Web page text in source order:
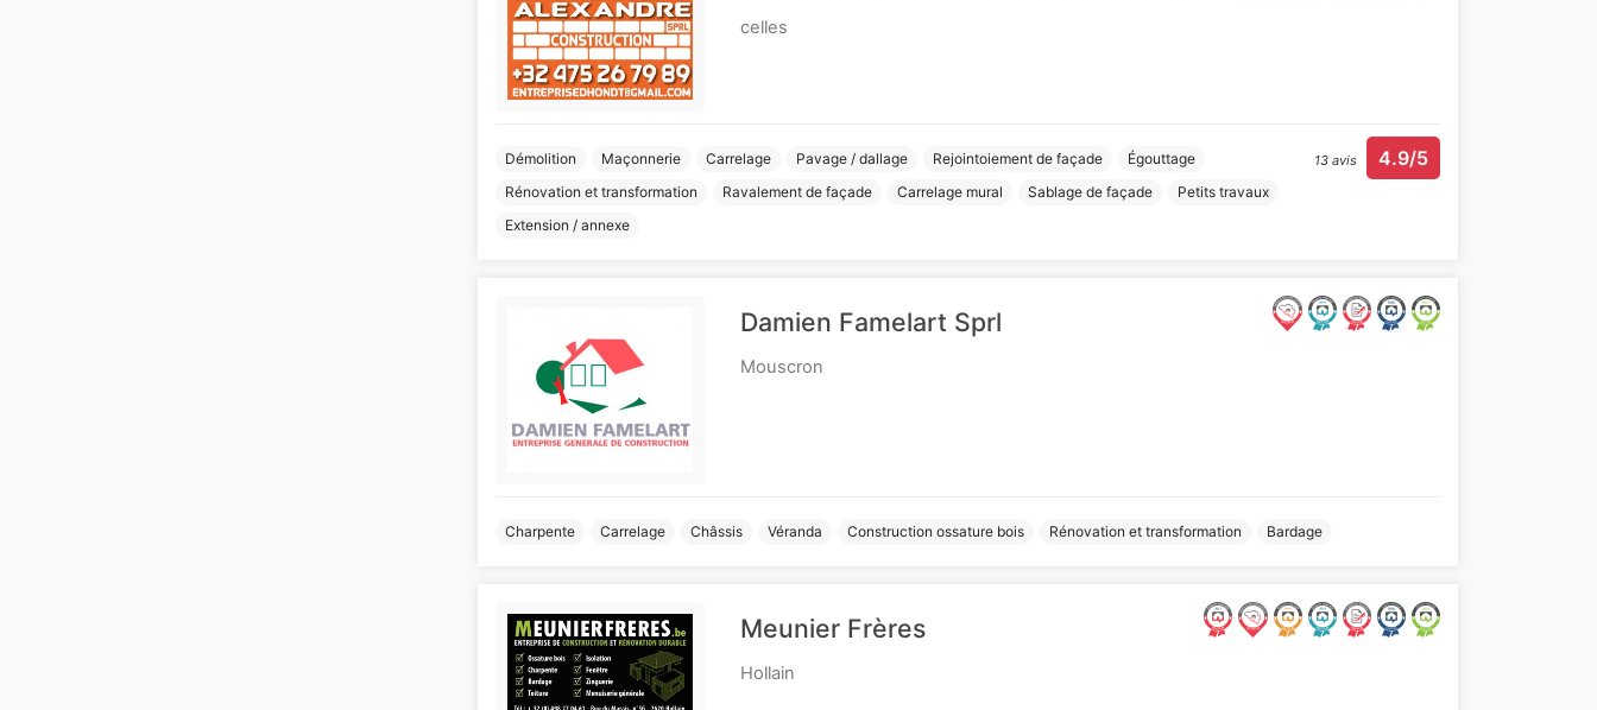
celles
13 avis 4.9/5
Démolition Maçonnerie Carrelage Pavage / dallage Rejointoiement de façade
Égouttage
Rénovation et transformation
Ravalement de façade Carrelage mural Sablage de façade
Petits travaux
Extension / annexe
Damien Famelart Sprl
Mouscron
Charpente Carrelage Châssis Véranda Construction ossature bois Rénovation et transformation Bardage
Meunier Frères
Hollain